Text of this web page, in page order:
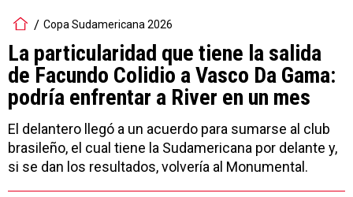
Copa Sudamericana 2026
La particularidad que tiene la salida
de Facundo Colidio a Vasco Da Gama:
podría enfrentar a River en un mes
El delantero llegó a un acuerdo para sumarse al club
brasileño, el cual tiene la Sudamericana por delante y,
si se dan los resultados, volvería al Monumental.